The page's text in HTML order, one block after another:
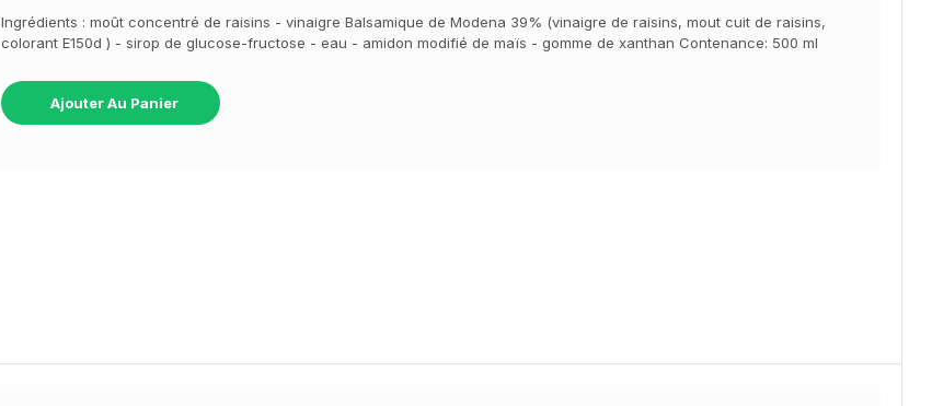
Ingrédients : moût concentré de raisins - vinaigre Balsamique de Modena 39% (vinaigre de raisins, mout cuit de raisins,
colorant E150d ) - sirop de glucose-fructose - eau - amidon modifié de maïs - gomme de xanthan Contenance: 500 ml
Ajouter Au Panier